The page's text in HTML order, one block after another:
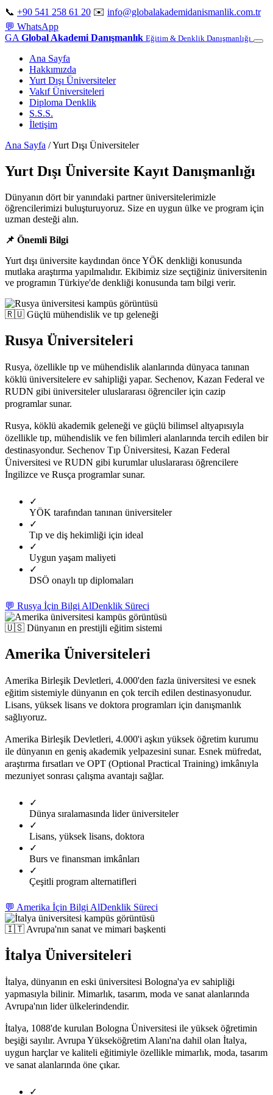
📞 +90 541 258 61 20 ✉️ info@globalakademidanismanlik.com.tr
💬 WhatsApp
GA Global Akademi Danışmanlık Eğitim & Denklik Danışmanlığı
Ana Sayfa
Hakkımızda
Yurt Dışı Üniversiteler
Vakıf Üniversiteleri
Diploma Denklik
S.S.S.
İletişim
Ana Sayfa /Yurt Dışı Üniversiteler
Yurt Dışı Üniversite Kayıt Danışmanlığı
Dünyanın dört bir yanındaki partner üniversitelerimizle
öğrencilerimizi buluşturuyoruz. Size en uygun ülke ve program için
uzman desteği alın.
📌 Önemli Bilgi
Yurt dışı üniversite kaydından önce YÖK denkliği konusunda
mutlaka araştırma yapılmalıdır. Ekibimiz size seçtiğiniz üniversitenin
ve programın Türkiye'de denkliği konusunda tam bilgi verir.
🇷🇺 Güçlü mühendislik ve tıp geleneği
Rusya Üniversiteleri
Rusya, özellikle tıp ve mühendislik alanlarında dünyaca tanınan
köklü üniversitelere ev sahipliği yapar. Sechenov, Kazan Federal ve
RUDN gibi üniversiteler uluslararası öğrenciler için cazip
programlar sunar.
Rusya, köklü akademik geleneği ve güçlü bilimsel altyapısıyla
özellikle tıp, mühendislik ve fen bilimleri alanlarında tercih edilen bir
destinasyondur. Sechenov Tıp Üniversitesi, Kazan Federal
Üniversitesi ve RUDN gibi kurumlar uluslararası öğrencilere
İngilizce ve Rusça programlar sunar.
✓
YÖK tarafından tanınan üniversiteler
✓
Tıp ve diş hekimliği için ideal
✓
Uygun yaşam maliyeti
✓
DSÖ onaylı tıp diplomaları
💬 Rusya İçin Bilgi AlDenklik Süreci
🇺🇸 Dünyanın en prestijli eğitim sistemi
Amerika Üniversiteleri
Amerika Birleşik Devletleri, 4.000'den fazla üniversitesi ve esnek
eğitim sistemiyle dünyanın en çok tercih edilen destinasyonudur.
Lisans, yüksek lisans ve doktora programları için danışmanlık
sağlıyoruz.
Amerika Birleşik Devletleri, 4.000'i aşkın yüksek öğretim kurumu
ile dünyanın en geniş akademik yelpazesini sunar. Esnek müfredat,
araştırma fırsatları ve OPT (Optional Practical Training) imkânıyla
mezuniyet sonrası çalışma avantajı sağlar.
✓
Dünya sıralamasında lider üniversiteler
✓
Lisans, yüksek lisans, doktora
✓
Burs ve finansman imkânları
✓
Çeşitli program alternatifleri
💬 Amerika İçin Bilgi AlDenklik Süreci
🇮🇹 Avrupa'nın sanat ve mimari başkenti
İtalya Üniversiteleri
İtalya, dünyanın en eski üniversitesi Bologna'ya ev sahipliği
yapmasıyla bilinir. Mimarlık, tasarım, moda ve sanat alanlarında
Avrupa'nın lider ülkelerindendir.
İtalya, 1088'de kurulan Bologna Üniversitesi ile yüksek öğretimin
beşiği sayılır. Avrupa Yükseköğretim Alanı'na dahil olan İtalya,
uygun harçlar ve kaliteli eğitimiyle özellikle mimarlık, moda, tasarım
ve sanat alanlarında öne çıkar.
✓